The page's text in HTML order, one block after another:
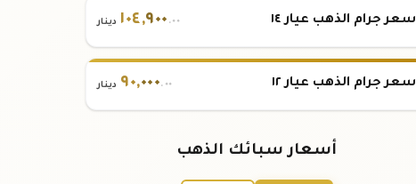
سعر جرام الذهب عيار ١٤ ١٠٤,٩٠٠ .٠٠ دينار
سعر جرام الذهب عيار ١٢ ٩٠,٠٠٠.٠٠ دينار
أسعار سبائك الذهب